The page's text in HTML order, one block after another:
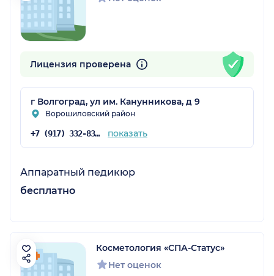
Лицензия проверена
г Волгоград, ул им. Канунникова, д 9
Ворошиловский район
+7 (917) 332-83-15 показать
Аппаратный педикюр
бесплатно
Косметология «СПА-Статус»
Нет оценок